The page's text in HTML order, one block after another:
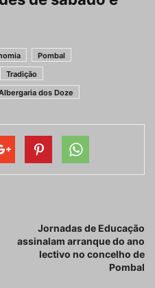
Pombal
Tradição
dos Doze
Jornadas de Educação
assinalam arranque do ano
lectivo no concelho de
Pombal